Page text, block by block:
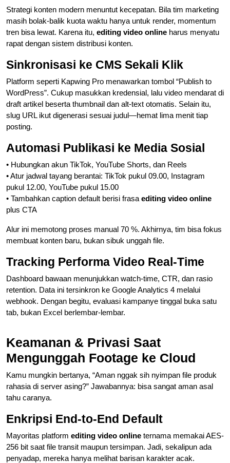
Strategi konten modern menuntut kecepatan. Bila tim marketing
masih bolak-balik kuota waktu hanya untuk render, momentum
tren bisa lewat. Karena itu, editing video online harus menyatu
rapat dengan sistem distribusi konten.
Sinkronisasi ke CMS Sekali Klik
Platform seperti Kapwing Pro menawarkan tombol “Publish to
WordPress”. Cukup masukkan kredensial, lalu video mendarat di
draft artikel beserta thumbnail dan alt-text otomatis. Selain itu,
slug URL ikut digenerasi sesuai judul—hemat lima menit tiap
posting.
Automasi Publikasi ke Media Sosial
• Hubungkan akun TikTok, YouTube Shorts, dan Reels
• Atur jadwal tayang berantai: TikTok pukul 09.00, Instagram
pukul 12.00, YouTube pukul 15.00
• Tambahkan caption default berisi frasa editing video online
plus CTA
Alur ini memotong proses manual 70 %. Akhirnya, tim bisa fokus
membuat konten baru, bukan sibuk unggah file.
Tracking Performa Video Real-Time
Dashboard bawaan menunjukkan watch-time, CTR, dan rasio
retention. Data ini tersinkron ke Google Analytics 4 melalui
webhook. Dengan begitu, evaluasi kampanye tinggal buka satu
tab, bukan Excel berlembar-lembar.
Keamanan & Privasi Saat
Mengunggah Footage ke Cloud
Kamu mungkin bertanya, “Aman nggak sih nyimpan file produk
rahasia di server asing?” Jawabannya: bisa sangat aman asal
tahu caranya.
Enkripsi End-to-End Default
Mayoritas platform editing video online ternama memakai AES-
256 bit saat file transit maupun tersimpan. Jadi, sekalipun ada
penyadap, mereka hanya melihat barisan karakter acak.